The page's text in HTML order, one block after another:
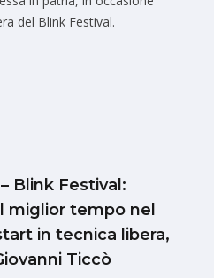
del Blink Festival.
Blink Festival:
miglior tempo nel
in tecnica libera,
Ticcò